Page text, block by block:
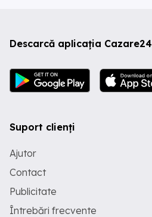
Descarcă aplicația Cazare24
Suport clienți
Ajutor
Contact
Publicitate
Întrebări frecvente